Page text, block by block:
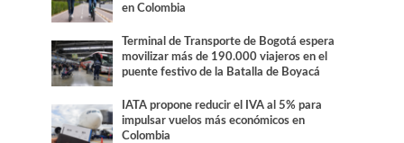
en Colombia
Terminal de Transporte de Bogotá espera
movilizar más de 190.000 viajeros en el
puente festivo de la Batalla de Boyacá
IATA propone reducir el IVA al 5% para
impulsar vuelos más económicos en
Colombia